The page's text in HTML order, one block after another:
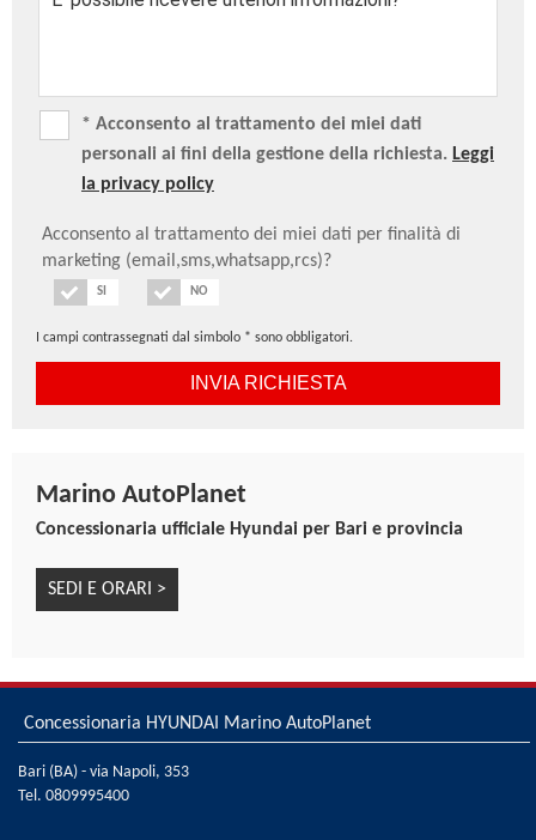
Sedile passeggero regolabile in altezza
Sedili anteriori elettrici riscaldati e ventilati
Sedili in pelle
Sensore pioggia
Sensori di parcheggio anteriori e posteriori
Servizi telematici Bluelink® per 10 anni (Lite)
Sistema di assistenza alla partenza in salita (H.A.C.)
(L.F.A.)
Sistema di monitoraggio pressione pneumatici
(T.P.M.S.)
Sistema di riconoscimento attivo dei limiti di velocità
conducente (D.A.W.)
Sistema elettronico di controllo della stabilità (E.S.C.)
Specchietti esterni regolabili e riscaldabili
elettricamente
Specchietti retrovisori ripiegabili elettricamente
* Acconsento al trattamento dei miei dati
personali ai fini della gestione della richiesta. Leggi
la privacy policy
Acconsento al trattamento dei miei dati per finalità di
marketing (email,sms,whatsapp,rcs)?
SI NO
I campi contrassegnati dal simbolo * sono obbligatori.
Marino AutoPlanet
Concessionaria ufficiale Hyundai per Bari e provincia
SEDI E ORARI >
Concessionaria HYUNDAI Marino AutoPlanet
Bari (BA) - via Napoli, 353
Tel. 0809995400